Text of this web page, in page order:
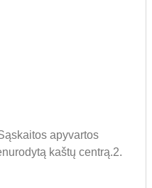
apyvartos
kaštų centrą.2.